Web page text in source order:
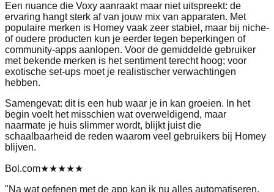
Een nuance die Voxy aanraakt maar niet uitspreekt: de
ervaring hangt sterk af van jouw mix van apparaten. Met
populaire merken is Homey vaak zeer stabiel, maar bij niche-
of oudere producten kun je eerder tegen beperkingen of
community‑apps aanlopen. Voor de gemiddelde gebruiker
met bekende merken is het sentiment terecht hoog; voor
exotische set‑ups moet je realistischer verwachtingen
hebben.
Samengevat: dit is een hub waar je in kan groeien. In het
begin voelt het misschien wat overweldigend, maar
naarmate je huis slimmer wordt, blijkt juist die
schaalbaarheid de reden waarom veel gebruikers bij Homey
blijven.
Bol.com★★★★★
"Na wat oefenen met de app kan ik nu alles automatiseren,